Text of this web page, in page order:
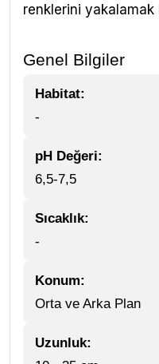
renklerini yakalamak
Genel Bilgiler
Habitat:
-
pH Değeri:
6,5-7,5
Sıcaklık:
-
Konum:
Orta ve Arka Plan
Uzunluk: